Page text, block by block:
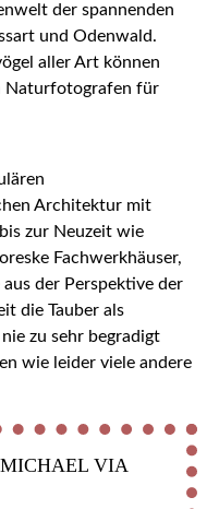
der spannenden
und Odenwald.
aller Art können
Naturfotografen für
Architektur mit
zur Neuzeit wie
Fachwerkhäuser,
der Perspektive der
die Tauber als
zu sehr begradigt
wie leider viele andere
VIA